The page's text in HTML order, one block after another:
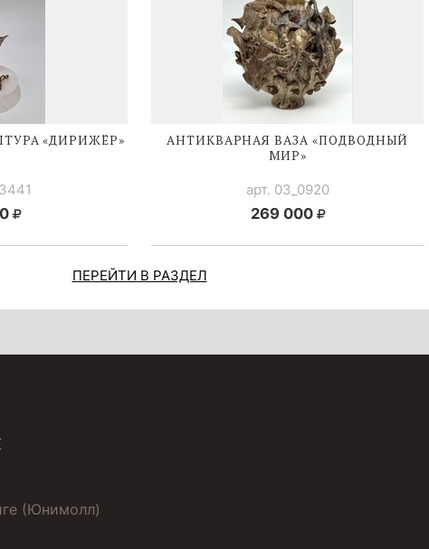
«ДИРИЖЁР»
АНТИКВАРНАЯ ВАЗА «ПОДВОДНЫЙ
МИР»
арт. 03_0920
269 000
ПЕРЕЙТИ В РАЗДЕЛ
(Юнимолл)